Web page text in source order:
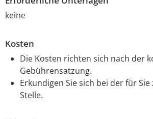
keine
Kosten
Die Kosten richten sich nach der
Gebührensatzung.
Erkundigen Sie sich bei der für
Stelle.